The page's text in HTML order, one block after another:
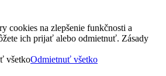
cookies na zlepšenie funkčnosti a
ich prijať alebo odmietnuť. Zásady
všetkoOdmietnuť všetko